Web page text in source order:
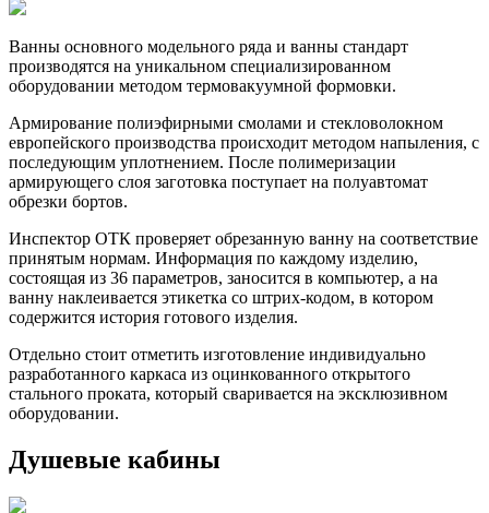
Ванны основного модельного ряда и ванны стандарт
производятся на уникальном специализированном
оборудовании методом термовакуумной формовки.
Армирование полиэфирными смолами и стекловолокном
европейского производства происходит методом напыления, с
последующим уплотнением. После полимеризации
армирующего слоя заготовка поступает на полуавтомат
обрезки бортов.
Инспектор ОТК проверяет обрезанную ванну на соответствие
принятым нормам. Информация по каждому изделию,
состоящая из 36 параметров, заносится в компьютер, а на
ванну наклеивается этикетка со штрих-кодом, в котором
содержится история готового изделия.
Отдельно стоит отметить изготовление индивидуально
разработанного каркаса из оцинкованного открытого
стального проката, который сваривается на эксклюзивном
оборудовании.
Душевые кабины